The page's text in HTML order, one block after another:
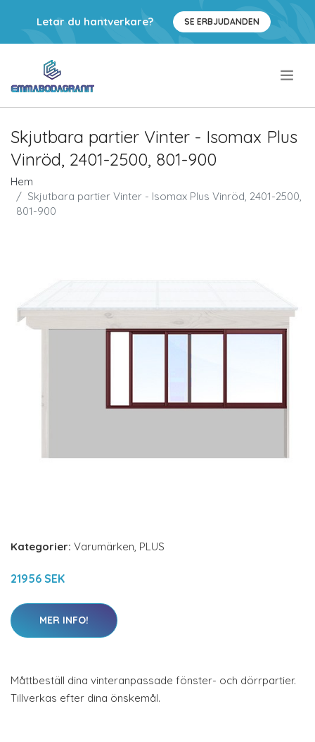
Letar du hantverkare? SE ERBJUDANDEN
Skjutbara partier Vinter - Isomax Plus
Vinröd, 2401-2500, 801-900
Hem
Skjutbara partier Vinter - Isomax Plus Vinröd, 2401-2500,
801-900
Kategorier: Varumärken, PLUS
21956 SEK
MER INFO!
Måttbeställ dina vinteranpassade fönster- och dörrpartier.
Tillverkas efter dina önskemål.